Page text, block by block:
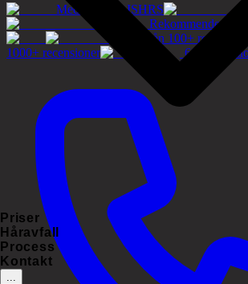
Priser
Håravfall
Process
Kontakt
...
Medlemmar i ISHRS
Rekommenderat
5.0/5 från 100+
1000+ recensioner
60+